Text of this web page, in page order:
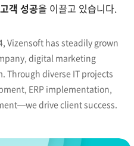
11.
반응형 웹사이트 개발
반응형 웹사이트 개발
06.
반응형 웹사이트 개발
05.
오롱LSI 웹사이트 개발
04.
숙박예약시스템 개발
03.
리더십 센터 LMS 개발
고객 성공을 이끌고 있습니다.
Vizensoft has steadily grown
digital marketing
Through diverse IT projects
ERP implementation,
drive client success.